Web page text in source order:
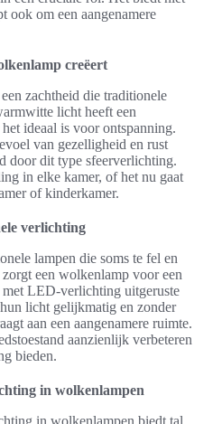
ook om een aangenamere
creëert
zachtheid die traditionele
licht heeft een
ideaal is voor ontspanning.
van gezelligheid en rust
door dit type sfeerverlichting.
in elke kamer, of het nu gaat
of kinderkamer.
verlichting
lampen die soms te fel en
een wolkenlamp voor een
LED-verlichting uitgeruste
licht gelijkmatig en zonder
aan een aangenamere ruimte.
aanzienlijk verbeteren
bieden.
in wolkenlampen
in wolkenlampen biedt tal